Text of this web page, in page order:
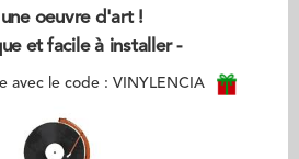
oeuvre d'art !
et facile à installer -
avec le code : VINYLENCIA